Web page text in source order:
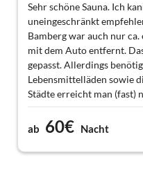
Sehr schöne Sauna. Ich
uneingeschränkt
Bamberg war auch nur ca.
mit dem Auto entfernt.
gepasst. Allerdings
Lebensmittelläden sowie
Städte erreicht man (fast)
Sehr freundliche
ab 60€ Nacht